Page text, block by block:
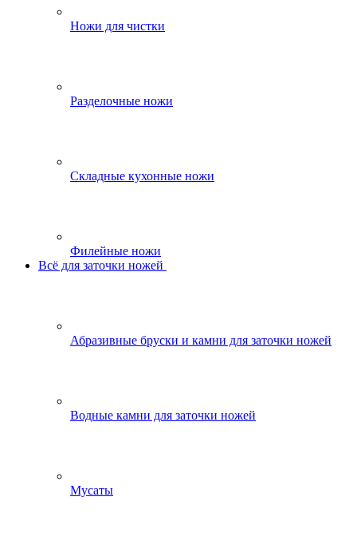
Ножи для чистки
Разделочные ножи
Складные кухонные ножи
Филейные ножи
Всё для заточки ножей
Абразивные бруски и камни для заточки ножей
Водные камни для заточки ножей
Мусаты